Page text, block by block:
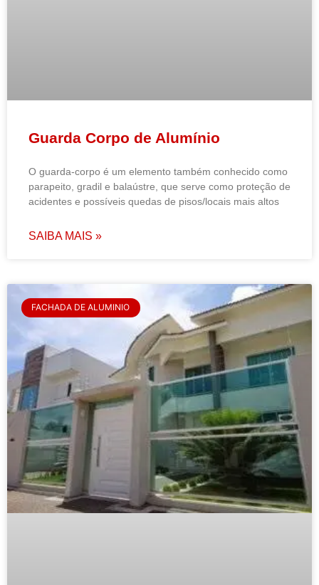
Guarda Corpo de Alumínio
O guarda-corpo é um elemento também conhecido como
parapeito, gradil e balaústre, que serve como proteção de
acidentes e possíveis quedas de pisos/locais mais altos
SAIBA MAIS »
FACHADA DE ALUMINIO